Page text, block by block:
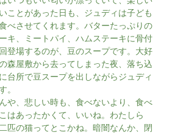
ことがあった日も、ジュディは子ども
べさせてくれます。バターたっぷりの
キ、ミートパイ、ハムステーキに骨付
場するのが、豆のスープです。大好
森屋敷から去ってしまった夜、落ち込
台所で豆スープを出しながらジュディ
。
や、悲しい時も、食べないより、食べ
はあったかくて、いいね。わたしら
匹の猫ってとこかね。暗闇なんか、閉